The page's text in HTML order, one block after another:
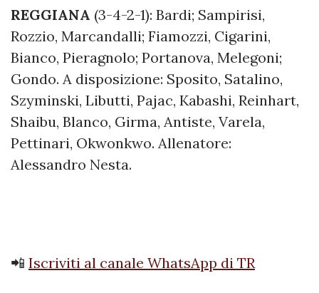
REGGIANA (3-4-2-1): Bardi; Sampirisi,
Rozzio, Marcandalli; Fiamozzi, Cigarini,
Bianco, Pieragnolo; Portanova, Melegoni;
Gondo. A disposizione: Sposito, Satalino,
Szyminski, Libutti, Pajac, Kabashi, Reinhart,
Shaibu, Blanco, Girma, Antiste, Varela,
Pettinari, Okwonkwo. Allenatore:
Alessandro Nesta.
📲 Iscriviti al canale WhatsApp di TR